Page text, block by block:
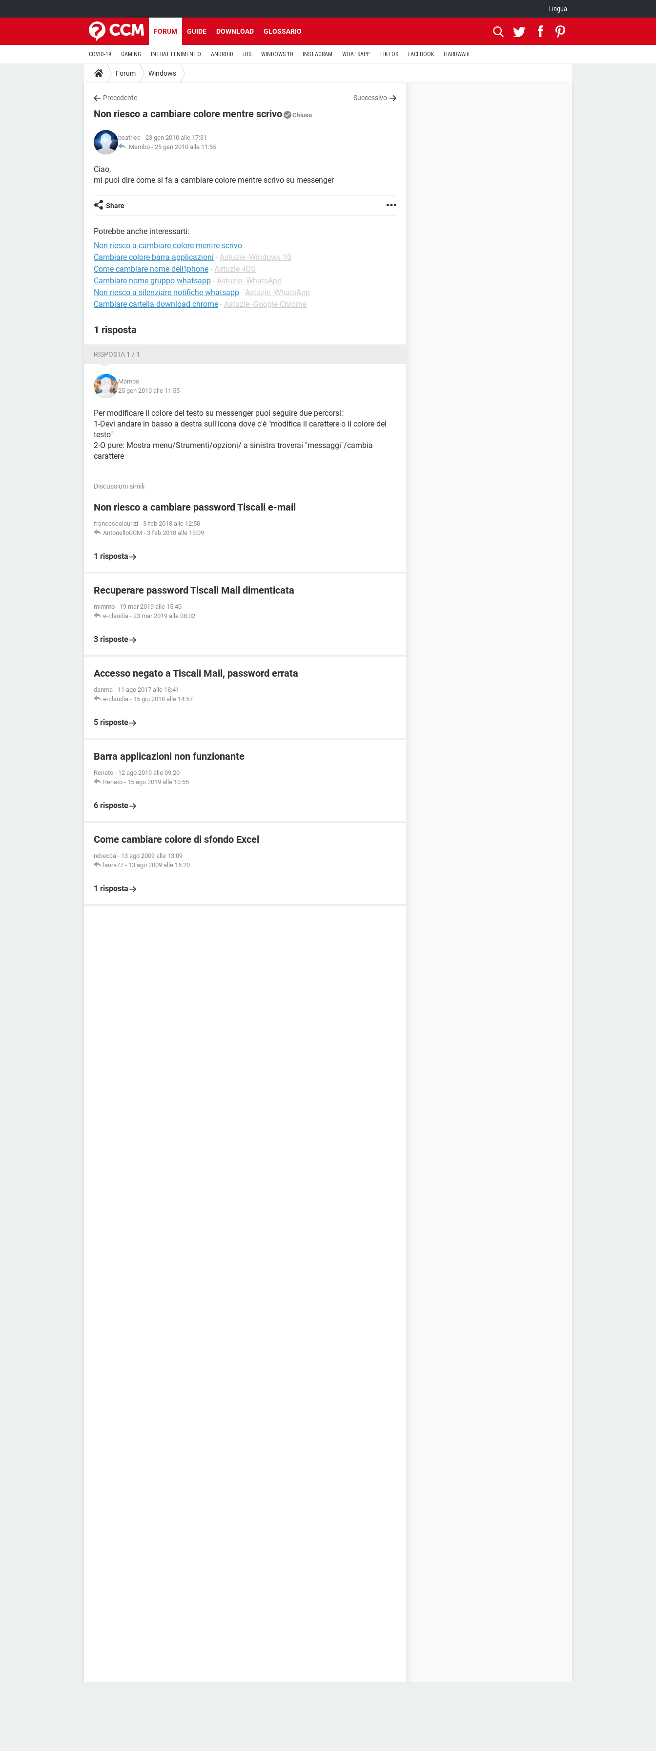
Lingua
FORUM GUIDE DOWNLOAD GLOSSARIO
COVID-19 GAMING INTRATTENIMENTO ANDROID iOS WINDOWS 10 INSTAGRAM WHATSAPP TIKTOK FACEBOOK HARDWARE
Forum Windows
Precedente Successivo
Non riesco a cambiare colore mentre scrivo Chiuso
beatrice - 23 gen 2010 alle 17:31
Mambo - 25 gen 2010 alle 11:55
Ciao,
mi puoi dire come si fa a cambiare colore mentre scrivo su messenger
Share
Potrebbe anche interessarti:
Non riesco a cambiare colore mentre scrivo
Cambiare colore barra applicazioni - Astuzie -Windows 10
Come cambiare nome dell'iphone - Astuzie -iOS
Cambiare nome gruppo whatsapp - Astuzie -WhatsApp
Non riesco a silenziare notifiche whatsapp - Astuzie -WhatsApp
Cambiare cartella download chrome - Astuzie -Google Chrome
1 risposta
RISPOSTA 1 / 1
Mambo
25 gen 2010 alle 11:55
Per modificare il colore del testo su messenger puoi seguire due percorsi:
1-Devi andare in basso a destra sull'icona dove c'è "modifica il carattere o il colore del
testo"
2-O pure: Mostra menu/Strumenti/opzioni/ a sinistra troverai "messaggi"/cambia
carattere
Discussioni simili
Non riesco a cambiare password Tiscali e-mail
francescolaurizi - 3 feb 2018 alle 12:50
AntonelloCCM - 3 feb 2018 alle 13:09
1 risposta
Recuperare password Tiscali Mail dimenticata
mimmo - 19 mar 2019 alle 15:40
e-claudia - 23 mar 2019 alle 08:02
3 risposte
Accesso negato a Tiscali Mail, password errata
danma - 11 ago 2017 alle 18:41
e-claudia - 15 giu 2018 alle 14:57
5 risposte
Barra applicazioni non funzionante
Renato - 12 ago 2019 alle 09:20
Renato - 15 ago 2019 alle 10:55
6 risposte
Come cambiare colore di sfondo Excel
rebecca - 13 ago 2009 alle 13:09
laura77 - 13 ago 2009 alle 16:20
1 risposta